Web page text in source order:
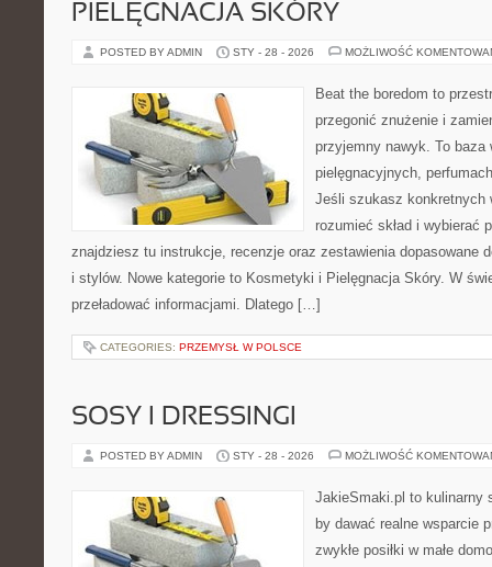
PIELĘGNACJA SKÓRY
POSTED BY ADMIN STY - 28 - 2026 MOŻLIWOŚĆ
Beat the boredom to
przegonić znużenie i
przyjemny nawyk. To baza
pielęgnacyjnych,
Jeśli szukasz konkretnych
rozumieć skład i wybierać
znajdziesz tu instrukcje, recenzje oraz zestawienia dopasowane
i stylów. Nowe kategorie to Kosmetyki i Pielęgnacja Skóry. W
przeładować informacjami. Dlatego […]
CATEGORIES: PRZEMYSŁ W POLSCE
SOSY I DRESSINGI
POSTED BY ADMIN STY - 28 - 2026 MOŻLIWOŚĆ
JakieSmaki.pl to kulinarny
by dawać realne wsparcie
zwykłe posiłki w małe